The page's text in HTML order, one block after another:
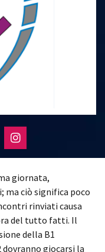
giornata,
ma ciò significa poco
rinviati causa
del tutto fatti. Il
della B1
giocarsi la